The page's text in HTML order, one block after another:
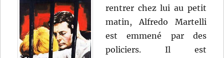
rentrer chez lui au petit
matin, Alfredo Martelli
est emmené par des
policiers. Il est